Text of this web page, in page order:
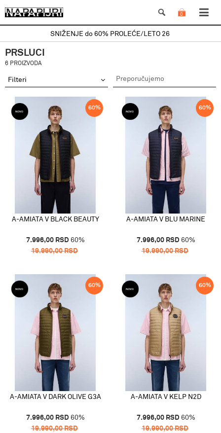
0
SNIŽENJE do 60% PROLEĆE/LETO 26
Filteri
PRSLUCI
6 PROIZVODA
60%
A-AMIATA V BLACK BEAUTY
7.996,00 RSD 60%
19.990,00RSD
60%
A-AMIATA V BLU MARINE
7.996,00 RSD 60%
19.990,00RSD
60%
A-AMIATA V DARK OLIVE G3A
7.996,00 RSD 60%
19.990,00RSD
60%
A-AMIATA V KELP N2D
7.996,00 RSD 60%
19.990,00RSD